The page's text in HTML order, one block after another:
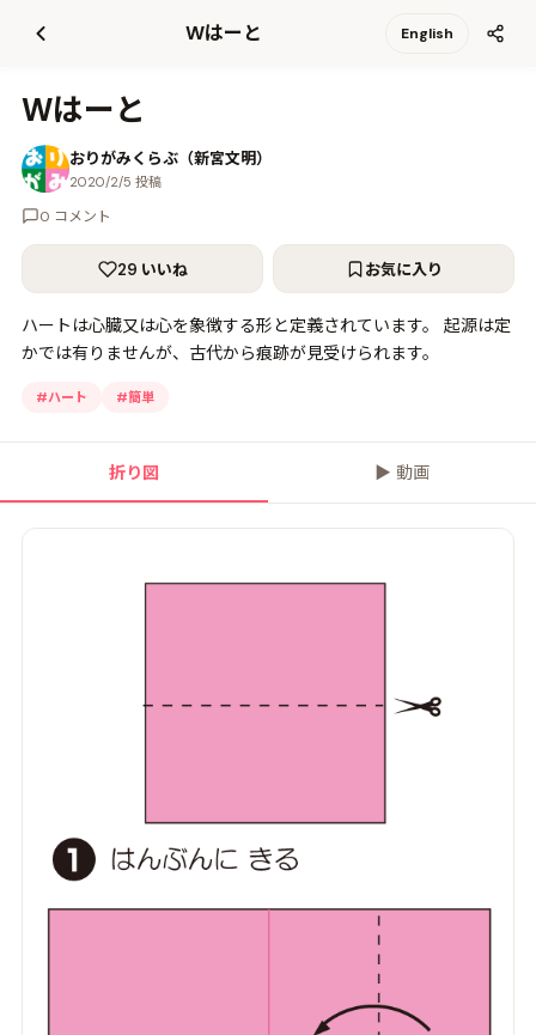
Wはーと English
Wはーと
おりがみくらぶ（新宮文明）
2020/2/5 投稿
0 コメント
29 いいね お気に入り
ハートは心臓又は心を象徴する形と定義されています。 起源は定
かでは有りませんが、古代から痕跡が見受けられます。
#ハート #簡単
折り図 ▶ 動画